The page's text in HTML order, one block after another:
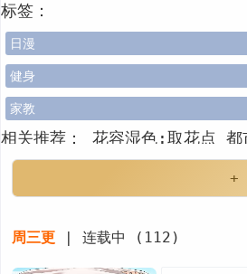
标签：
日漫
健身
家教
相关推荐： 花容湿色:取花点 都
天际ini
工勤岗位是做什么的nbalucas
+
周三更 | 连载中 (112)